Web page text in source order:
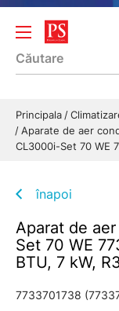
Principala
Aparate de aer
CL3000i-Set 70 WE
înapoi
Aparat de
Set 70 WE
BTU, 7 kW,
7733701738